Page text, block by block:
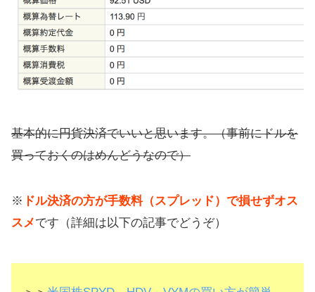
基本的に円貨決済でいいと思います。（事前にドルを
買っておくのはめんどうなので）
※ ドル決済の方が手数料（スプレッド）で損せずオス
スメです（詳細は以下の記事でどうぞ）